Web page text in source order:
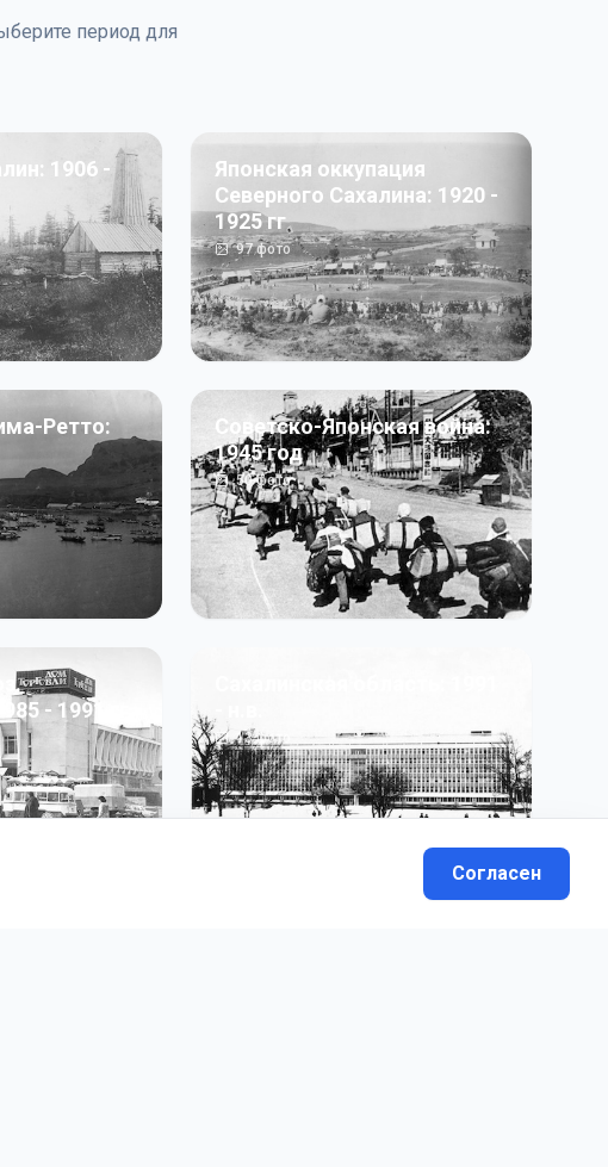
период для
1906 -
Японская оккупация
Северного Сахалина: 1920 -
1925 гг
97фото
Ретто:
Советско-Японская война:
1945 год
50фото
- 1991 гг
13фото
Согласен